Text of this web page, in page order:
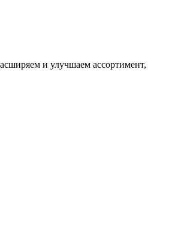
и улучшаем ассортимент,